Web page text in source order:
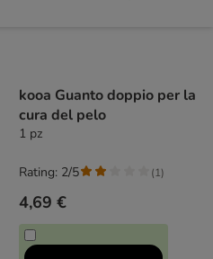
kooa Guanto doppio per la
cura del pelo
1 pz
4,69 €
Rating: 2/5 (1)